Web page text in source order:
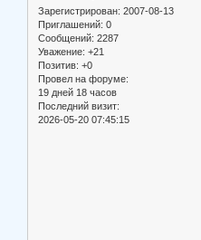
Зарегистрирован: 2007-08-13
Приглашений: 0
Сообщений: 2287
Уважение: +21
Позитив: +0
Провел на форуме:
19 дней 18 часов
Последний визит:
2026-05-20 07:45:15